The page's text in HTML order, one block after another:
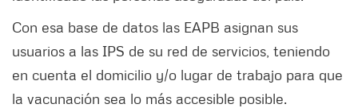
Con esa base de datos las EAPB asignan sus
usuarios a las IPS de su red de servicios, teniendo
en cuenta el domicilio y/o lugar de trabajo para que
la vacunación sea lo más accesible posible.